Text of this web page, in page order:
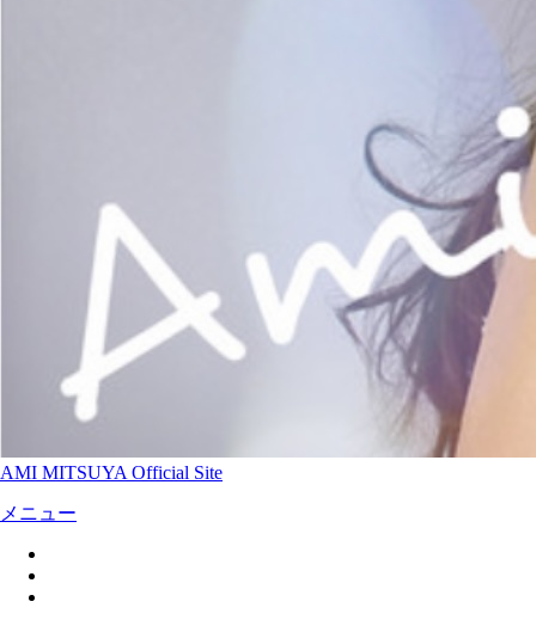
AMI MITSUYA Official Site
メニュー